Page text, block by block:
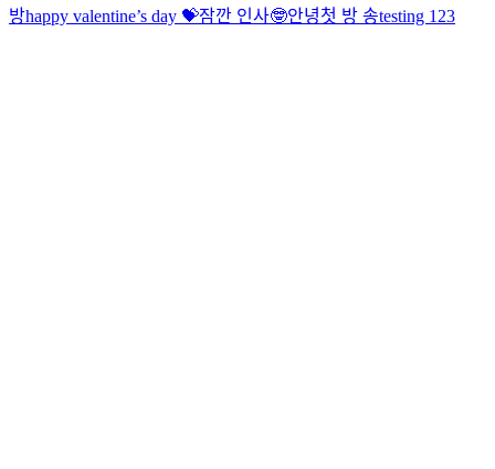
방happy valentine’s day 💝잠깐 인사🤓안녕첫 방 송testing 123